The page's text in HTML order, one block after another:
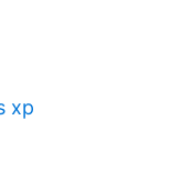
xp